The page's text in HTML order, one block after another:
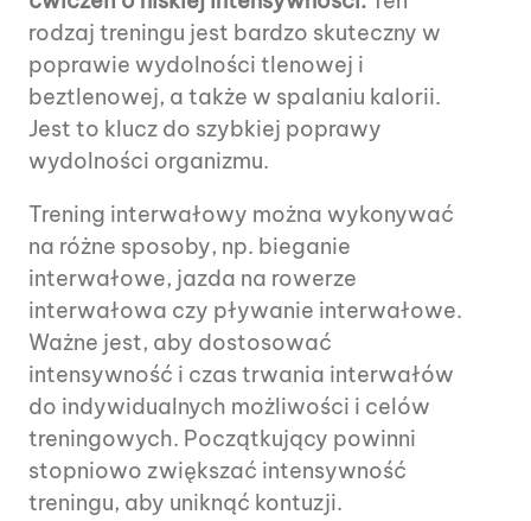
rodzaj treningu jest bardzo skuteczny w
poprawie wydolności tlenowej i
beztlenowej, a także w spalaniu kalorii.
Jest to klucz do szybkiej poprawy
wydolności organizmu.
Trening interwałowy można wykonywać
na różne sposoby, np. bieganie
interwałowe, jazda na rowerze
interwałowa czy pływanie interwałowe.
Ważne jest, aby dostosować
intensywność i czas trwania interwałów
do indywidualnych możliwości i celów
treningowych. Początkujący powinni
stopniowo zwiększać intensywność
treningu, aby uniknąć kontuzji.